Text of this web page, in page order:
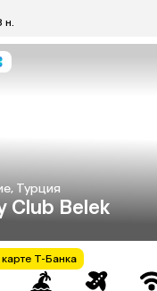
н.
Турция
Club Belek
Т-Банка